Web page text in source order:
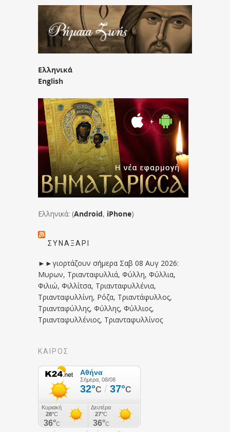
Ελληνικά
English
Ελληνικά: (Android, iPhone)
ΣΥΝΑΞΆΡΙ
►►γιορτάζουν σήμερα Σαβ 08 Αυγ 2026:
Μυρων, Τριανταφυλλιά, Φύλλη, Φύλλια,
Φιλιώ, Φιλλίτσα, Τριανταφυλλένια,
Τριανταφυλλίνη, Ρόζα, Τριαντάφυλλος,
Τριανταφύλλης, Φύλλης, Φύλλιος,
Τριανταφυλλένιος, Τριανταφυλλίνος
ΚΑΙΡΟΣ